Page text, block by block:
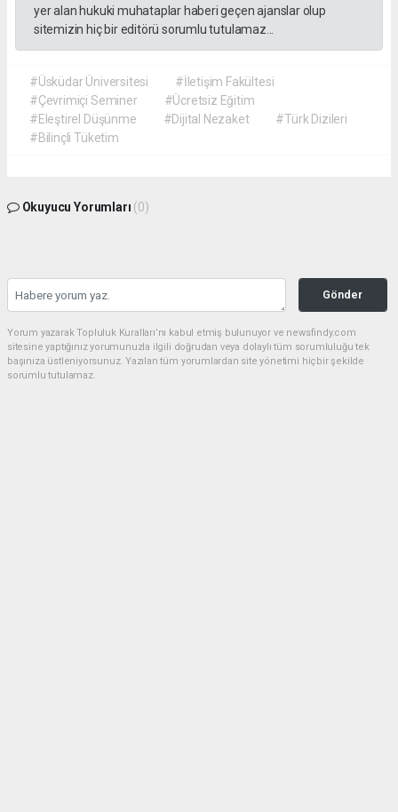
yer alan hukuki muhataplar haberi geçen ajanslar olup
sitemizin hiç bir editörü sorumlu tutulamaz...
#Üsküdar Üniversitesi
#İletişim Fakültesi
#Çevrimiçi Seminer
#Ücretsiz Eğitim
#Eleştirel Düşünme
#Dijital Nezaket
#Türk Dizileri
#Bilinçli Tüketim
Okuyucu Yorumları (0)
Gönder
Yorum yazarak Topluluk Kuralları’nı kabul etmiş bulunuyor ve newsfindy.com
sitesine yaptığınız yorumunuzla ilgili doğrudan veya dolaylı tüm sorumluluğu tek
başınıza üstleniyorsunuz. Yazılan tüm yorumlardan site yönetimi hiçbir şekilde
sorumlu tutulamaz.